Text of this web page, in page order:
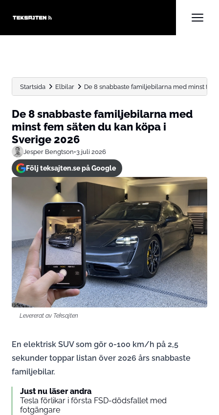
Startsida Elbilar De 8 snabbaste familjebilarna med minst fem
De 8 snabbaste familjebilarna med
minst fem säten du kan köpa i
Sverige 2026
Jesper Bengtson•3 juli 2026
Följ teksajten.se på Google
Levererat av Teksajten
En elektrisk SUV som gör 0-100 km/h på 2,5
sekunder toppar listan över 2026 års snabbaste
familjebilar.
Just nu läser andra
Tesla förlikar i första FSD-dödsfallet med
fotgängare